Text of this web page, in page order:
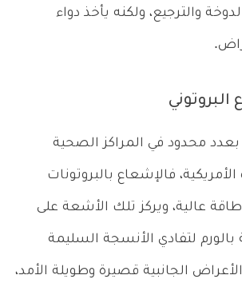
والترجيع، ولكنه يأخذ دواء
البروتوني
بعدد محدود في المراكز الصحية
الأمريكية، فالإشعاع بالبروتونات
عالية، ويركز تلك الأشعة على
لتفادي الأنسجة السليمة
الجانبية قصيرة وطويلة الأمد،